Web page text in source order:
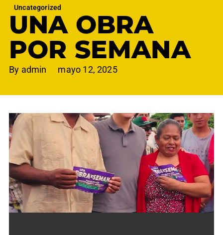
Uncategorized
UNA OBRA
POR SEMANA
By admin mayo 12, 2025